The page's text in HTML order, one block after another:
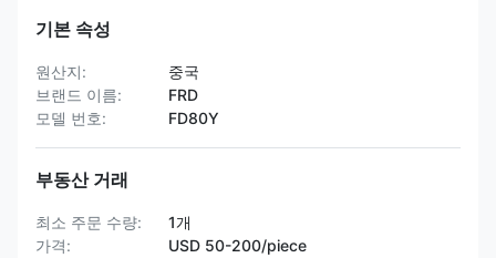
기본 속성
원산지:
중국
브랜드 이름:
FRD
모델 번호:
FD80Y
부동산 거래
최소 주문 수량:
1개
가격:
USD 50-200/piece